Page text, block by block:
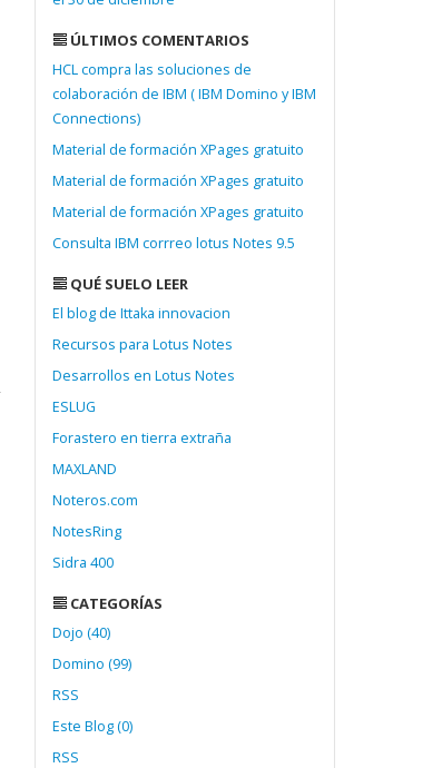
ÚLTIMOS COMENTARIOS
HCL compra las soluciones de
colaboración de IBM ( IBM Domino y IBM
Connections)
Material de formación XPages gratuito
Material de formación XPages gratuito
Material de formación XPages gratuito
Consulta IBM corrreo lotus Notes 9.5
QUÉ SUELO LEER
El blog de Ittaka innovacion
Recursos para Lotus Notes
Desarrollos en Lotus Notes
ESLUG
Forastero en tierra extraña
MAXLAND
Noteros.com
NotesRing
Sidra 400
CATEGORÍAS
Dojo (40)
Domino (99)
RSS
Este Blog (0)
RSS